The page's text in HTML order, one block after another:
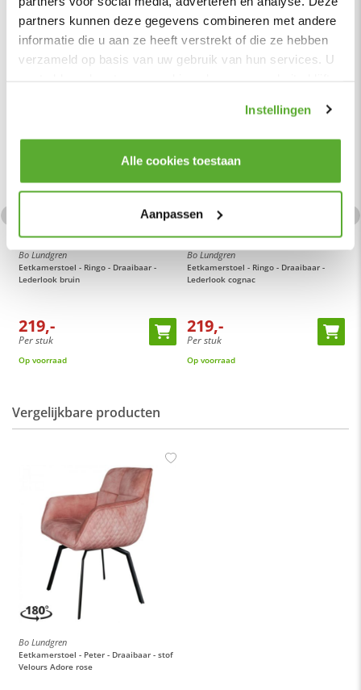
partners kunnen deze gegevens combineren met andere
informatie die u aan ze heeft verstrekt of die ze hebben
verzameld op basis van uw gebruik van hun services. U
Instellingen
Alle cookies toestaan
Aanpassen
Totaalpakketten
Bo Lundgren
Eetkamerstoel - Ringo - Draaibaar -
Lederlook bruin
219,-
Per stuk
Op voorraad
Bo Lundgren
Eetkamerstoel - Ringo - Draaibaar -
Lederlook cognac
219,-
Per stuk
Op voorraad
Vergelijkbare producten
Bo Lundgren
Eetkamerstoel - Peter - Draaibaar - stof
Velours Adore rose